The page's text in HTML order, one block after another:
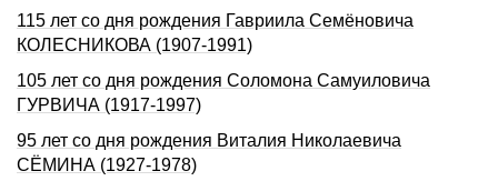
115 лет со дня рождения Гавриила Семёновича
КОЛЕСНИКОВА (1907-1991)
105 лет со дня рождения Соломона Самуиловича
ГУРВИЧА (1917-1997)
95 лет со дня рождения Виталия Николаевича
СЁМИНА (1927-1978)